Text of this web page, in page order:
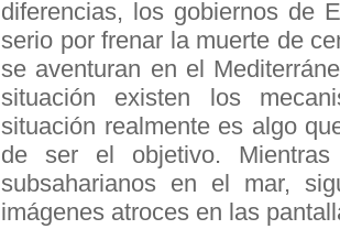
diferencias, los gobiernos de
serio por frenar la muerte de
se aventuran en el
situación existen los
situación realmente es algo
de ser el objetivo.
subsaharianos en el mar,
imágenes atroces en las